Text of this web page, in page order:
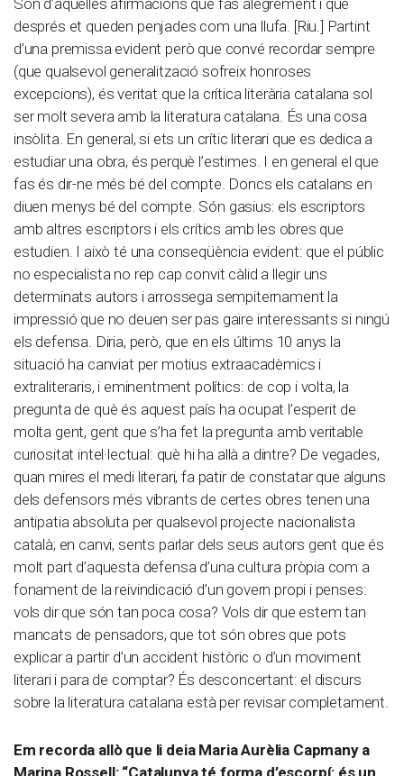
després et queden penjades com una llufa. [Riu.] Partint
d’una premissa evident però que convé recordar sempre
(que qualsevol generalització sofreix honroses
excepcions), és veritat que la crítica literària catalana sol
ser molt severa amb la literatura catalana. És una cosa
insòlita. En general, si ets un crític literari que es dedica a
estudiar una obra, és perquè l’estimes. I en general el que
fas és dir-ne més bé del compte. Doncs els catalans en
diuen menys bé del compte. Són gasius: els escriptors
amb altres escriptors i els crítics amb les obres que
estudien. I això té una conseqüència evident: que el públic
no especialista no rep cap convit càlid a llegir uns
determinats autors i arrossega sempiternament la
impressió que no deuen ser pas gaire interessants si ningú
els defensa. Diria, però, que en els últims 10 anys la
situació ha canviat per motius extraacadèmics i
extraliteraris, i eminentment polítics: de cop i volta, la
pregunta de què és aquest país ha ocupat l’esperit de
molta gent, gent que s’ha fet la pregunta amb veritable
curiositat intel·lectual: què hi ha allà a dintre? De vegades,
quan mires el medi literari, fa patir de constatar que alguns
dels defensors més vibrants de certes obres tenen una
antipatia absoluta per qualsevol projecte nacionalista
català; en canvi, sents parlar dels seus autors gent que és
molt part d’aquesta defensa d’una cultura pròpia com a
fonament de la reivindicació d’un govern propi i penses:
vols dir que són tan poca cosa? Vols dir que estem tan
mancats de pensadors, que tot són obres que pots
explicar a partir d’un accident històric o d’un moviment
literari i para de comptar? És desconcertant: el discurs
sobre la literatura catalana està per revisar completament.
Em recorda allò que li deia Maria Aurèlia Capmany a
Marina Rossell: “Catalunya té forma d’escorpí: és un